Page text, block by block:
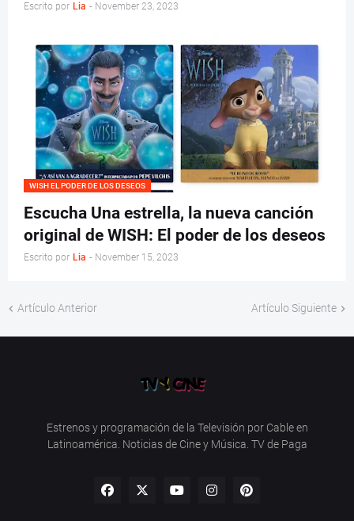
Escrito por Lia - November 23, 2023
WISH EL PODER DE LOS DESEOS
Escucha Una estrella, la nueva canción
original de WISH: El poder de los deseos
Escrito por Lia - November 15, 2023
Artículo Anterior Artículo Siguiente
Estrenos y programación de la Televisión por Cable en
Latinoamérica. Noticias de Cine y Música. TV de Paga